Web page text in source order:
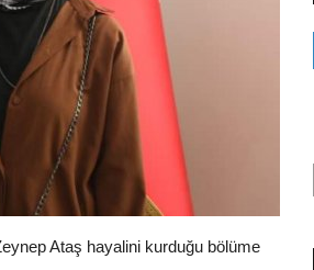
Ataş hayalini kurduğu bölüme